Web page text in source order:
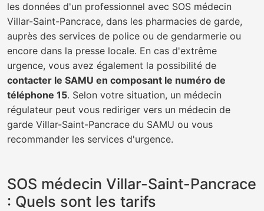
les données d'un professionnel avec SOS médecin
Villar-Saint-Pancrace, dans les pharmacies de garde,
auprès des services de police ou de gendarmerie ou
encore dans la presse locale. En cas d'extrême
urgence, vous avez également la possibilité de
contacter le SAMU en composant le numéro de
téléphone 15. Selon votre situation, un médecin
régulateur peut vous rediriger vers un médecin de
garde Villar-Saint-Pancrace du SAMU ou vous
recommander les services d'urgence.
SOS médecin Villar-Saint-Pancrace
: Quels sont les tarifs